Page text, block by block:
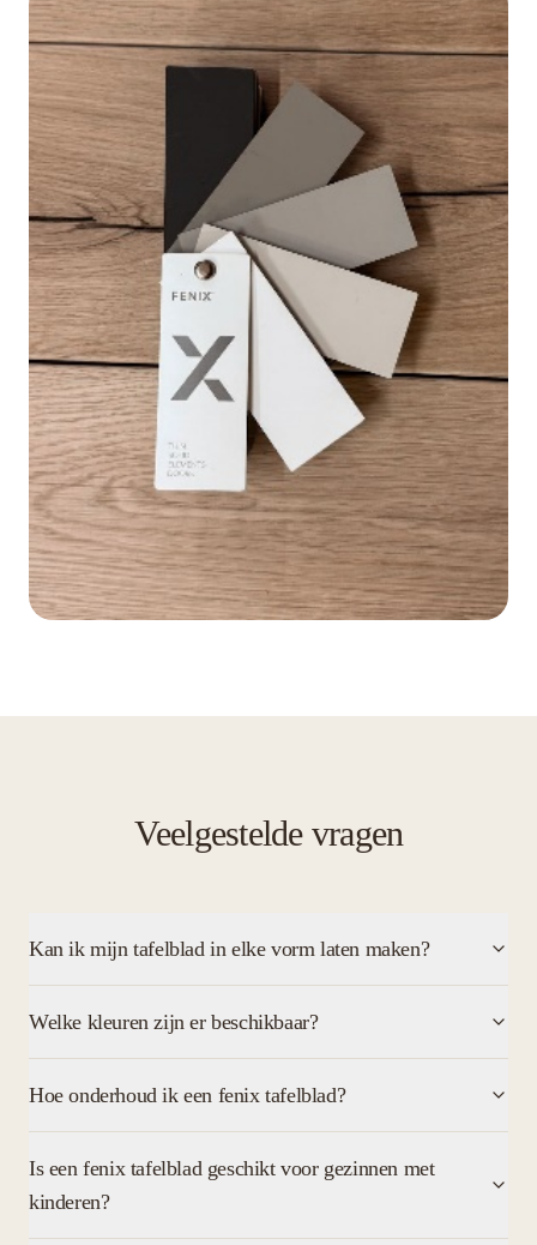
Veelgestelde vragen
Kan ik mijn tafelblad in elke vorm laten maken?
Welke kleuren zijn er beschikbaar?
Hoe onderhoud ik een fenix tafelblad?
Is een fenix tafelblad geschikt voor gezinnen met
kinderen?